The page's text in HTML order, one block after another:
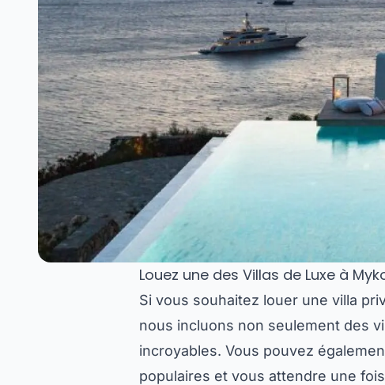
Louez une des Villas de Luxe à
Si vous souhaitez louer une villa
nous incluons non seulement des
incroyables. Vous pouvez
populaires et vous attendre une